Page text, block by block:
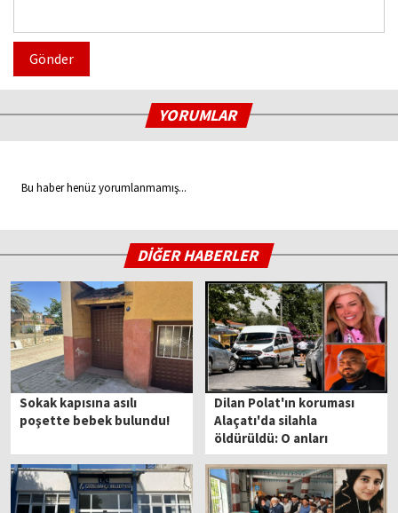
Gönder
YORUMLAR
Bu haber henüz yorumlanmamış...
DİĞER HABERLER
Sokak kapısına asılı
poşette bebek bulundu!
Dilan Polat'ın koruması
Alaçatı'da silahla
öldürüldü: O anları
paylaştı